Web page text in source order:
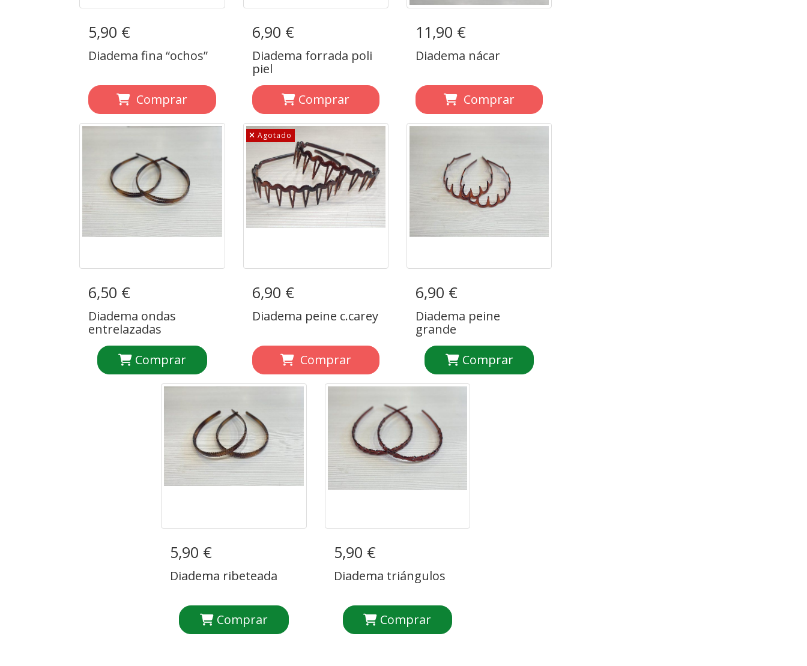
Diadema fina “ochos”
5,90 €
Diadema fina “ochos”
Comprar
Diadema forrada poli
6,90 €
Diadema forrada poli
piel
Comprar
Diadema nácar
11,90 €
Diadema nácar
Comprar
Diadema ondas
entrelazadas
6,50 €
Diadema ondas
entrelazadas
Comprar
Agotado
Diadema peine c.carey
6,90 €
Diadema peine c.carey
Comprar
Diadema peine
6,90 €
Diadema peine
grande
Comprar
Diadema ribeteada
5,90 €
Diadema ribeteada
Comprar
Diadema triángulos
5,90 €
Diadema triángulos
Comprar